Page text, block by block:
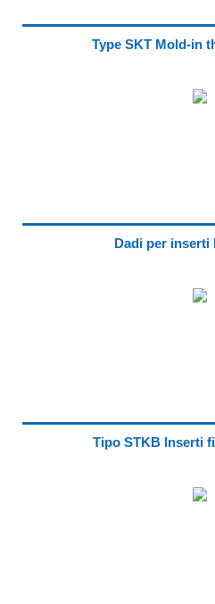
Type SKT Mold-in
Dadi per inserti
Tipo STKB Inserti